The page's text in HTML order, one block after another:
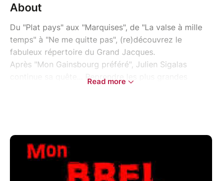
About
Du "Plat pays" aux "Marquises", de "La valse à mille
temps" à "Ne me quitte pas", (re)découvrez le
fabuleux répertoire du Grand Jacques.
Après "Mon Gainsbourg préféré", Julien Sigalas
continue sa quête... Reprendre les plus grandes
à Brel. Avec Etienne Champollion, il a trouvé le
partenaire idéal.
Multi instrumentiste, pianiste virtuose, arrangeur,
Etienne Champollion connaît les chansons de
Read more